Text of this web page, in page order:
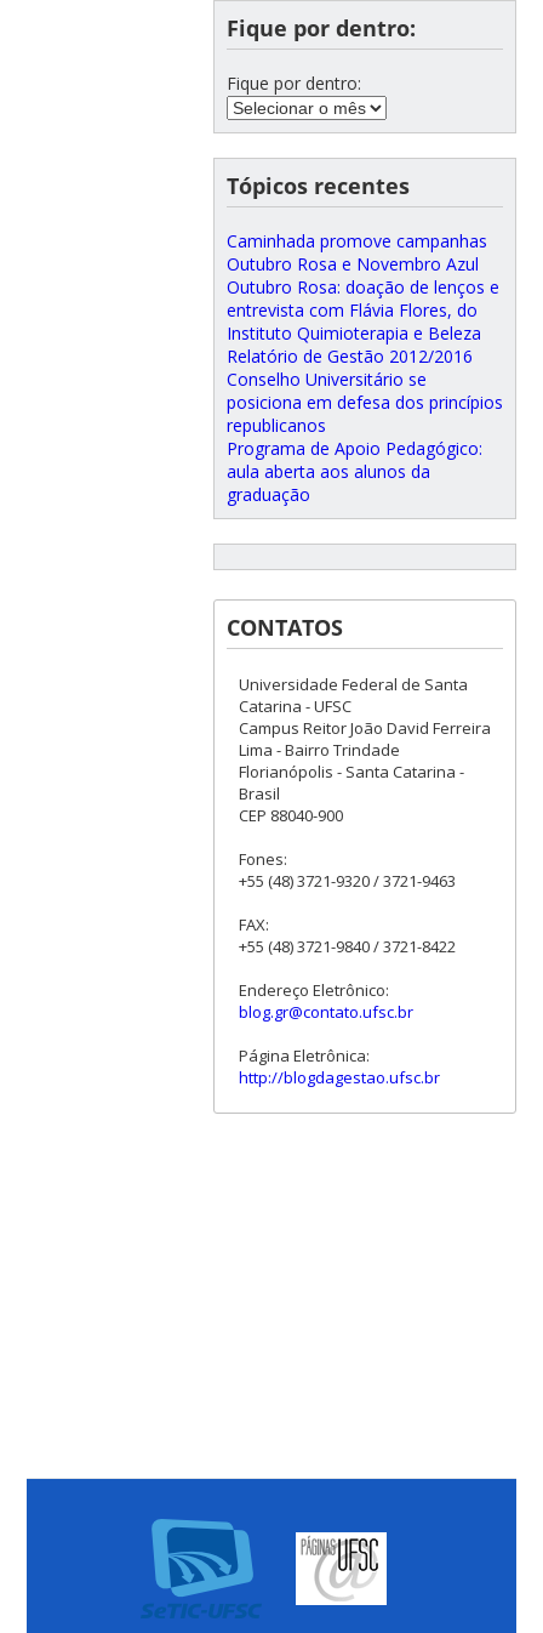
Fique por dentro:
Fique por dentro:
Tópicos recentes
Caminhada promove campanhas
Outubro Rosa e Novembro Azul
Outubro Rosa: doação de lenços e
entrevista com Flávia Flores, do
Instituto Quimioterapia e Beleza
Relatório de Gestão 2012/2016
Conselho Universitário se
posiciona em defesa dos princípios
republicanos
Programa de Apoio Pedagógico:
aula aberta aos alunos da
graduação
CONTATOS
Universidade Federal de Santa
Catarina - UFSC
Campus Reitor João David Ferreira
Lima - Bairro Trindade
Florianópolis - Santa Catarina -
Brasil
CEP 88040-900
Fones:
+55 (48) 3721-9320 / 3721-9463
FAX:
+55 (48) 3721-9840 / 3721-8422
Endereço Eletrônico:
blog.gr@contato.ufsc.br
Página Eletrônica:
http://blogdagestao.ufsc.br